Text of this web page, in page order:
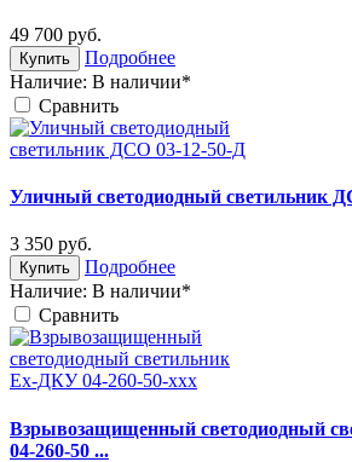
49 700 руб.
Купить
Подробнее
Наличие: В наличии*
Cравнить
Уличный светодиодный светильник
3 350 руб.
Купить
Подробнее
Наличие: В наличии*
Cравнить
Взрывозащищенный светодиодный
04-260-50 ...